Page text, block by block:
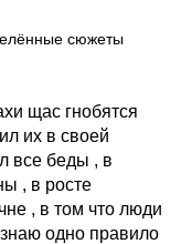
сюжеты
щас гнобятся
их в своей
все беды , в
, в росте
, в том что люди
одно правило